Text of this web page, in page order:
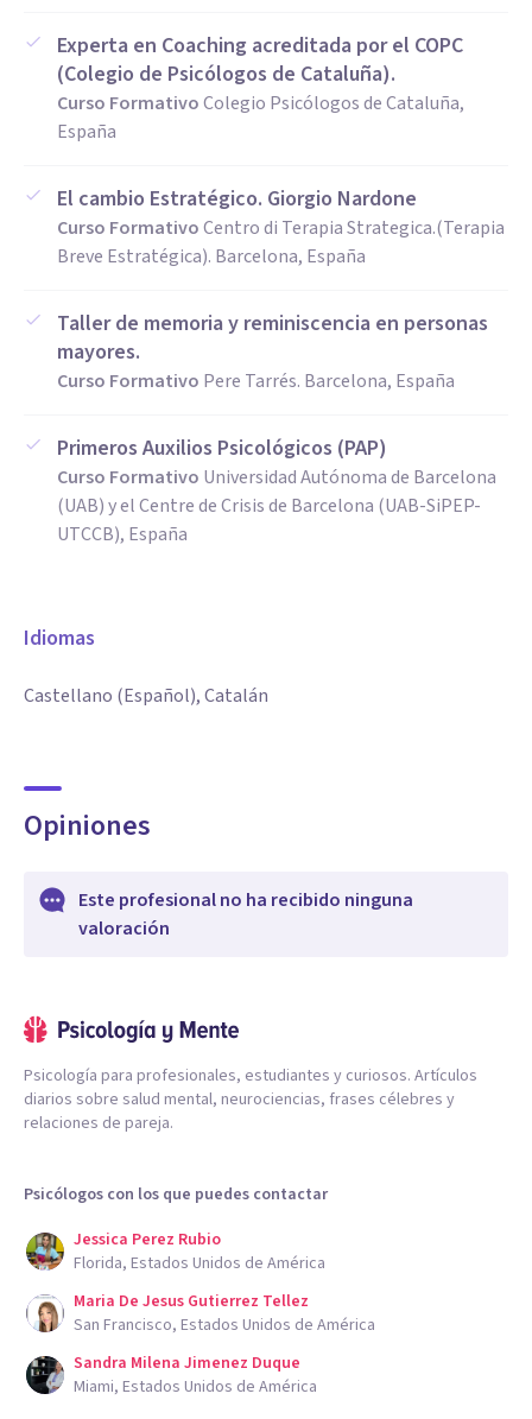
Experta en Coaching acreditada por el COPC
(Colegio de Psicólogos de Cataluña).
Curso FormativoColegio Psicólogos de Cataluña,
España
El cambio Estratégico. Giorgio Nardone
Curso FormativoCentro di Terapia Strategica.(Terapia
Breve Estratégica). Barcelona, España
Taller de memoria y reminiscencia en personas
mayores.
Curso Formativo Pere Tarrés. Barcelona, España
Primeros Auxilios Psicológicos (PAP)
Curso Formativo Universidad Autónoma de Barcelona
(UAB) y el Centre de Crisis de Barcelona (UAB-SiPEP-
UTCCB), España
Idiomas
Castellano (Español), Catalán
Opiniones
Este profesional no ha recibido ninguna
valoración
Psicología para profesionales, estudiantes y curiosos. Artículos
diarios sobre salud mental, neurociencias, frases célebres y
relaciones de pareja.
Psicólogos con los que puedes contactar
Jessica Perez Rubio
Florida, Estados Unidos de América
Maria De Jesus Gutierrez Tellez
San Francisco, Estados Unidos de América
Sandra Milena Jimenez Duque
Miami, Estados Unidos de América